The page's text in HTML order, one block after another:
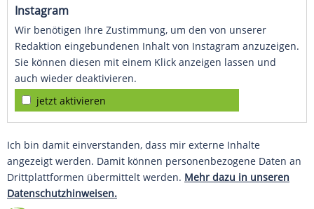
Instagram
Wir benötigen Ihre Zustimmung, um den von unserer
Redaktion eingebundenen Inhalt von Instagram anzuzeigen.
Sie können diesen mit einem Klick anzeigen lassen und
auch wieder deaktivieren.
jetzt aktivieren
Ich bin damit einverstanden, dass mir externe Inhalte
angezeigt werden. Damit können personenbezogene Daten an
Drittplattformen übermittelt werden. Mehr dazu in unseren
Datenschutzhinweisen.